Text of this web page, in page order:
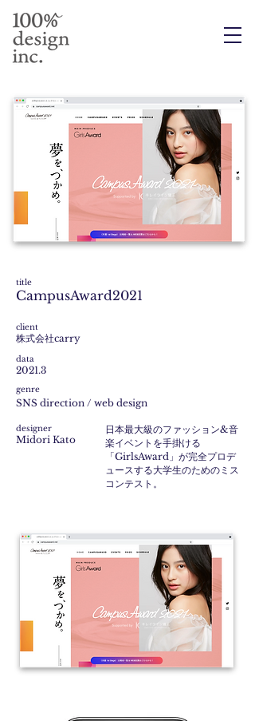
title
​CampusAward2021
​client
株式会社carry
data
2021.3
genre
SNS direction / web design
​designer
Midori Kato
日本最大級のファッション&音
楽イベントを手掛ける
「GirlsAward」が完全プロデ
ュースする大学生のためのミス
コンテスト。